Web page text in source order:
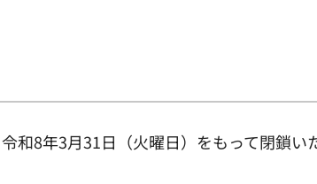
8年3月31日（火曜日）をもって閉鎖い